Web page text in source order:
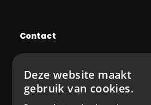
Contact
info@sws-cycling.com
Deze website maakt
gebruik van cookies.